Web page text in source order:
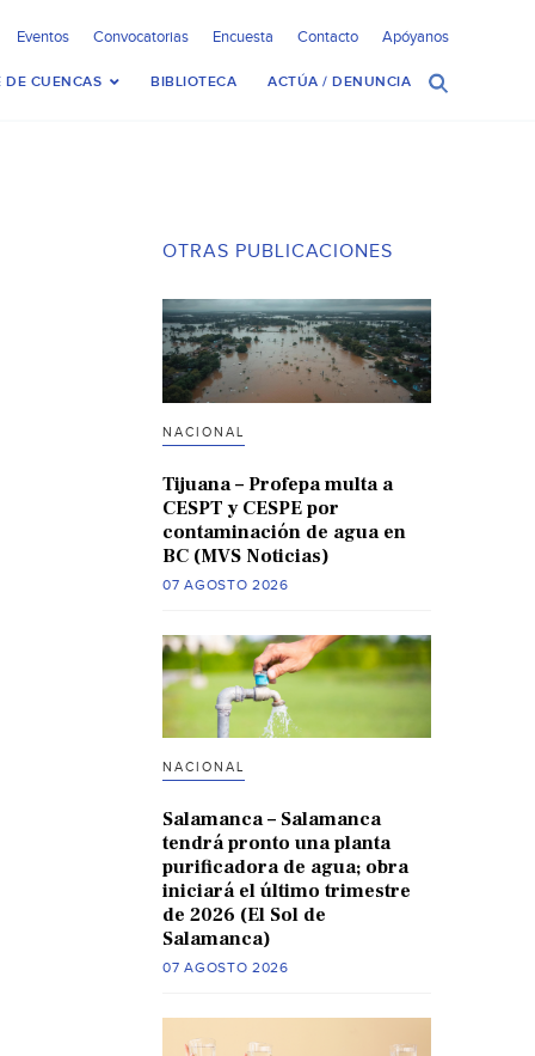
Eventos Convocatorias Encuesta Contacto Apóyanos
DE CUENCAS BIBLIOTECA ACTÚA / DENUNCIA
OTRAS PUBLICACIONES
NACIONAL
Tijuana – Profepa multa a
CESPT y CESPE por
contaminación de agua en
BC (MVS Noticias)
07 AGOSTO 2026
NACIONAL
Salamanca – Salamanca
tendrá pronto una planta
purificadora de agua; obra
iniciará el último trimestre
de 2026 (El Sol de
Salamanca)
07 AGOSTO 2026